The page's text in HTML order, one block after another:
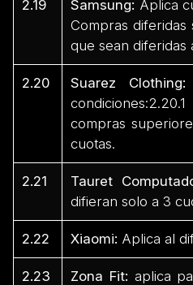
2.19 Samsung: Aplica
Compras diferidas
que sean diferidas
2.20 Suarez Clothing:
compras
cuotas.
2.21 Tauret
difieran solo a 3
2.22 Xiaomi: Aplica al
2.23 Zona Fit: aplica